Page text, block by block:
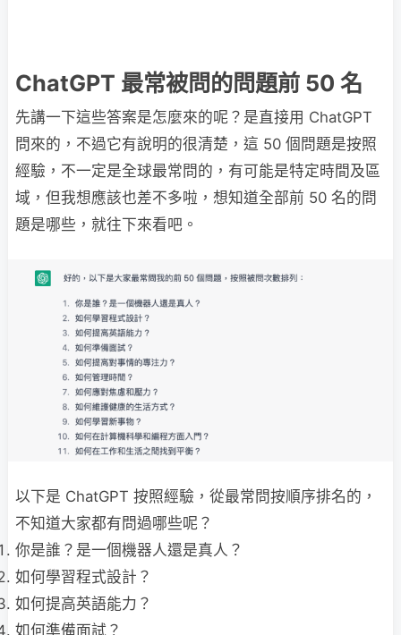
ChatGPT 最常被問的問題前 50 名
先講一下這些答案是怎麼來的呢？是直接用 ChatGPT
問來的，不過它有說明的很清楚，這 50 個問題是按照
經驗，不一定是全球最常問的，有可能是特定時間及區
域，但我想應該也差不多啦，想知道全部前 50 名的問
題是哪些，就往下來看吧。
以下是 ChatGPT 按照經驗，從最常問按順序排名的，
不知道大家都有問過哪些呢？
你是誰？是一個機器人還是真人？
如何學習程式設計？
如何提高英語能力？
如何準備面試？